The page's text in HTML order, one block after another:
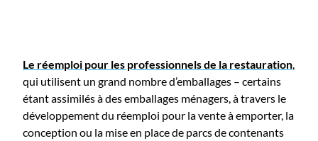
Le réemploi pour les professionnels de la restauration
qui utilisent un grand nombre d’emballages – certains
étant assimilés à des emballages ménagers, à travers le
développement du réemploi pour la vente à emporter, la
conception ou la mise en place de parcs de contenants